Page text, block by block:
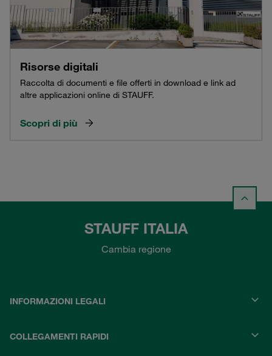
Risorse digitali
Raccolta di documenti e file offerti in download e link ad
altre applicazioni online di STAUFF.
Scopri di più
STAUFF ITALIA
Cambia regione
INFORMAZIONI LEGALI
COLLEGAMENTI RAPIDI